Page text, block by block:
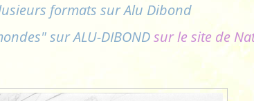
formats sur Alu Dibond
sur ALU-DIBONDsur le site de